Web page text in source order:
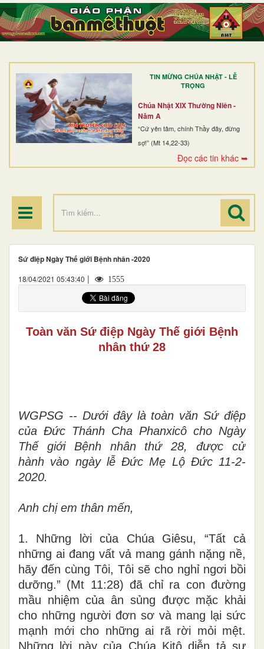
TIN MỪNG CHÚA NHẬT - LỄ
TRỌNG
Chúa Nhật XIX Thường Niên -
Năm A
“Cứ yên tâm, chính Thầy đây, đừng
sợ!” (Mt 14,22-33)
Đọc các tin khác ➥
TRANG NHẤT
GIỚI THIỆU
DÒNG TU
BAN MỤC VỤ
ĐOÀN THỂ CG
Sứ điệp Ngày Thế giới Bệnh nhân -2020
18/04/2021 05:43:40 | 1555
Toàn văn Sứ điệp Ngày Thế giới Bệnh
nhân thứ 28
WGPSG -- Dưới đây là toàn văn Sứ điệp
của Đức Thánh Cha Phanxicô cho Ngày
Thế giới Bệnh nhân thứ 28, được cử
hành vào ngày lễ Đức Mẹ Lộ Đức 11-2-
2020.
Anh chị em thân mến,
1. Những lời của Chúa Giêsu, “Tất cả
những ai đang vất vả mang gánh nặng nề,
hãy đến cùng Tôi, Tôi sẽ cho nghỉ ngơi bồi
dưỡng.” (Mt 11:28) đã chỉ ra con đường
mầu nhiệm của ân sủng được mặc khải
cho những người đơn sơ và mang lại sức
mạnh mới cho những ai rã rời mỏi mệt.
Những lời này của Chúa Kitô diễn tả sự